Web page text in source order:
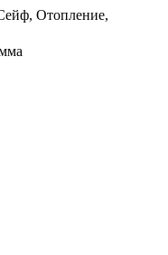
Отопление,